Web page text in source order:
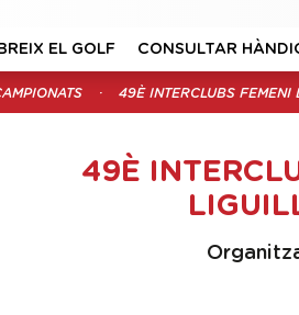
EL GOLF CONSULTAR
49È INTERCLUBS FEMENI
49È